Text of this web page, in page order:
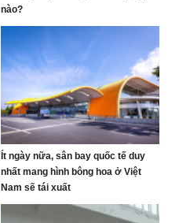
nào?
Ít ngày nữa, sân bay quốc tế duy
nhất mang hình bông hoa ở Việt
Nam sẽ tái xuất